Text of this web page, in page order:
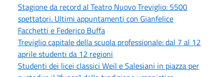
Stagione da record al Teatro Nuovo Treviglio: 5500
spettatori. Ultimi appuntamenti con Gianfelice
Facchetti e Federico Buffa
Treviglio capitale della scuola professionale: dal 7 al 12
aprile studenti da 12 regioni
Studenti dei licei classici Weil e Salesiani in piazza per